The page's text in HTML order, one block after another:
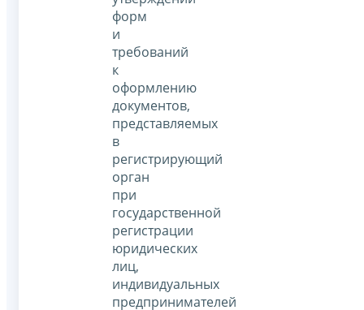
форм
и
требований
к
оформлению
документов,
представляемых
в
регистрирующий
орган
при
государственной
регистрации
юридических
лиц,
индивидуальных
предпринимателей